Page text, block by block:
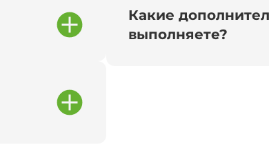
Какие
выполняете?